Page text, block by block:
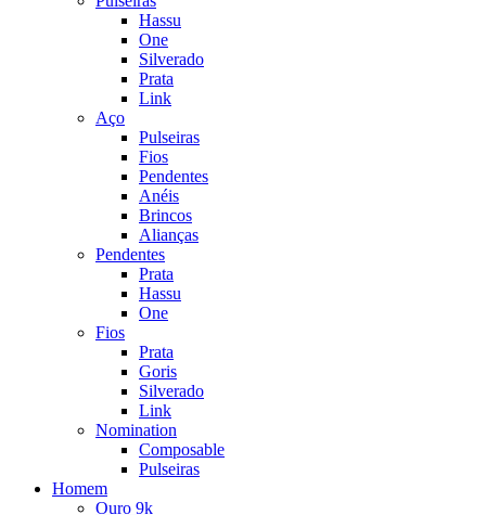
Hassu
One
Silverado
Prata
Link
Aço
Pulseiras
Fios
Pendentes
Anéis
Brincos
Alianças
Pendentes
Prata
Hassu
One
Fios
Prata
Goris
Silverado
Link
Nomination
Composable
Pulseiras
Homem
Ouro 9k